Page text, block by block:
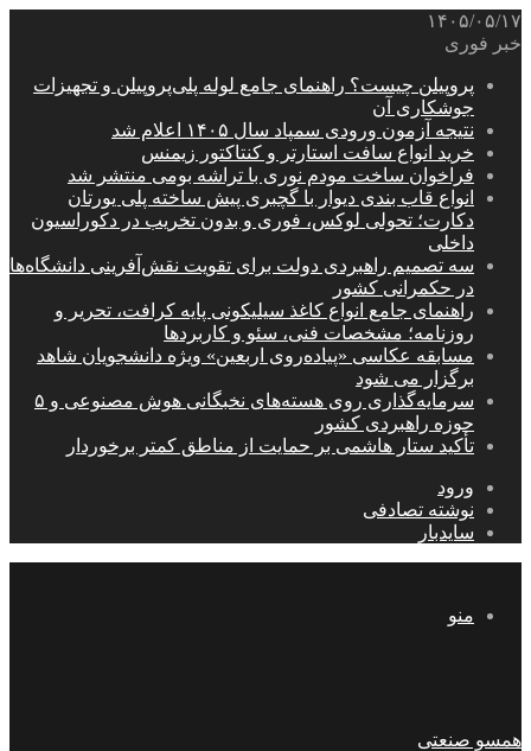
۱۴۰۵/۰۵/۱۷
خبر فوری
پروپیلن چیست؟ راهنمای جامع لوله پلی‌پروپیلن و تجهیزات
جوشکاری آن
نتیجه آزمون ورودی سمپاد سال ۱۴۰۵ اعلام شد
خرید انواع سافت استارتر و کنتاکتور زیمنس
فراخوان ساخت مودم نوری با تراشه بومی منتشر شد
انواع قاب بندی دیوار با گچبری پیش ساخته پلی یورتان
دکارت؛ تحولی لوکس، فوری و بدون تخریب در دکوراسیون
داخلی
سه تصمیم راهبردی دولت برای تقویت نقش‌آفرینی دانشگاه‌ها
در حکمرانی کشور
راهنمای جامع انواع کاغذ سیلیکونی پایه کرافت، تحریر و
روزنامه؛ مشخصات فنی، سئو و کاربردها
مسابقه عکاسی «پیاده‌روی اربعین» ویژه دانشجویان شاهد
برگزار می شود
سرمایه‌گذاری روی هسته‌های نخبگانی هوش مصنوعی و ۵
حوزه راهبردی کشور
تأکید ستار هاشمی بر حمایت از مناطق کمتر برخوردار
ورود
نوشته تصادفی
سایدبار
منو
همسو صنعتی